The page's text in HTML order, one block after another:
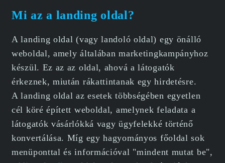
Mi az a landing oldal?
A landing oldal (vagy landoló oldal) egy önálló
weboldal, amely általában marketingkampányhoz
készül. Ez az az oldal, ahová a látogatók
érkeznek, miután rákattintanak egy hirdetésre.
A landing oldal az esetek többségében egyetlen
cél köré épített weboldal, amelynek feladata a
látogatók vásárlókká vagy ügyfelekké történő
konvertálása. Míg egy hagyományos főoldal sok
menüponttal és információval "mindent mutat be",